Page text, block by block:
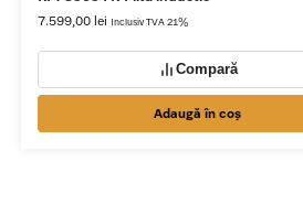
7.599,00 lei Inclusiv TVA 21%
Compară
Adaugă în coș